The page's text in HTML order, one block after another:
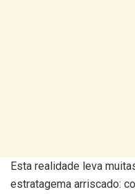
Esta realidade leva
estratagema arriscado: